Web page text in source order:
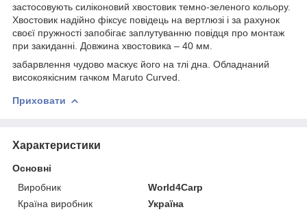
застосовують силіконовий хвостовик темно-зеленого кольору.
Хвостовик надійно фіксує повідець на вертлюзі і за рахунок
своєї пружності запобігає заплутуванню повідця про монтаж
при закиданні. Довжина хвостовика – 40 мм.
забарвлення чудово маскує його на тлі дна. Обладнаний
високоякісним гачком Maruto Curved.
Приховати
Характеристики
Основні
Виробник
World4Carp
Країна виробник
Україна